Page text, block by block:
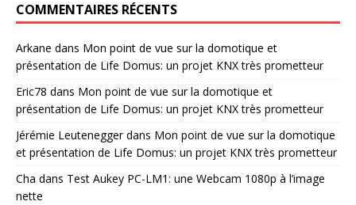
COMMENTAIRES RÉCENTS
Arkane dans Mon point de vue sur la domotique et
présentation de Life Domus: un projet KNX très prometteur
Eric78 dans Mon point de vue sur la domotique et
présentation de Life Domus: un projet KNX très prometteur
Jérémie Leuteneggerdans Mon point de vue sur la domotique
et présentation de Life Domus: un projet KNX très prometteur
Cha dans Test Aukey PC-LM1: une Webcam 1080p à l’image
nette